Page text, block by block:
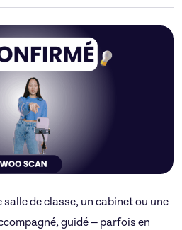
salle de classe, un cabinet ou une
guidé — parfois en